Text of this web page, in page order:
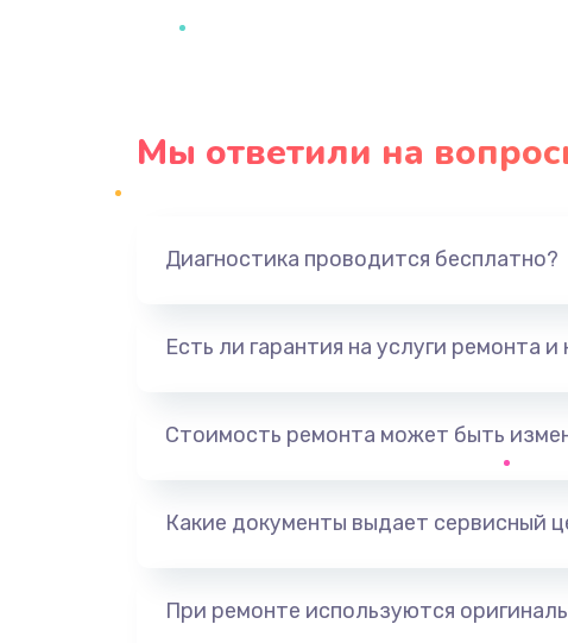
Мы ответили на
Диагностика проводится бесплатно?
Есть ли гарантия на услуги ремонта
Стоимость ремонта может быть
Какие документы выдает сервисный
При ремонте используются